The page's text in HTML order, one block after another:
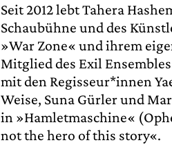
Seit 2012 lebt Tahera
Schaubühne und des
»War Zone« und ihrem
Mitglied des Exil
mit den Regisseur*innen
Weise, Suna Gürler und
in »Hamletmaschine«
not the hero of this story«.